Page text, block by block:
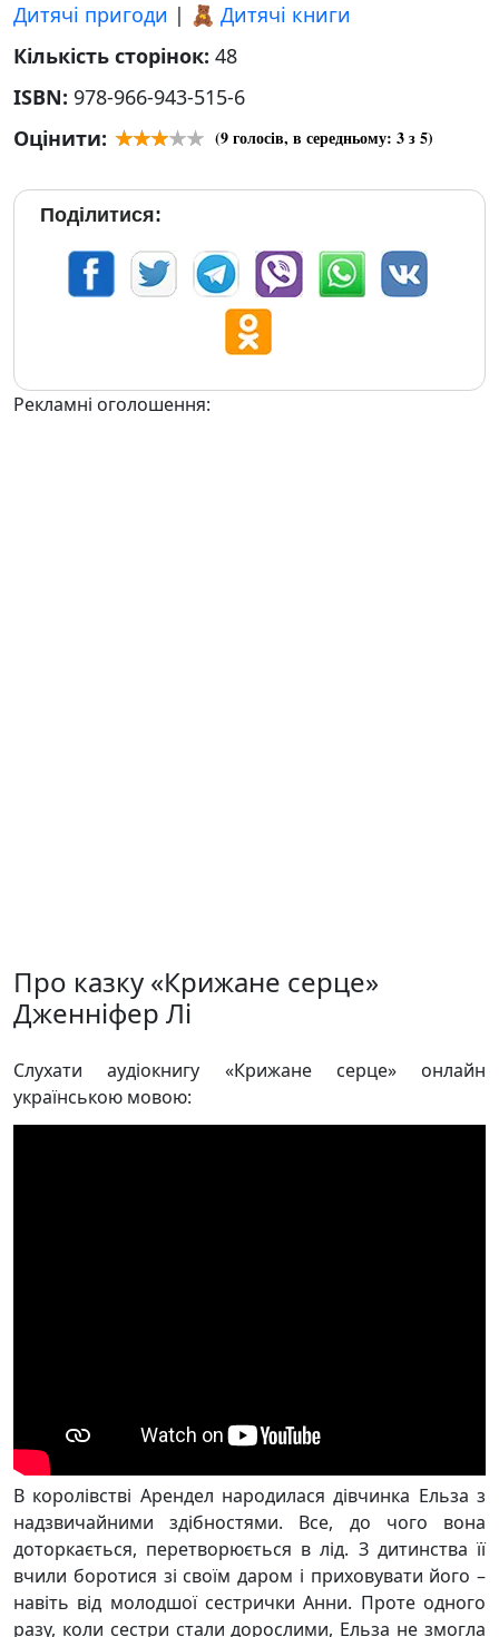
Дитячі пригоди | 🧸 Дитячі книги
Кількість сторінок: 48
ISBN: 978-966-943-515-6
Оцінити:
(9голосів, в середньому: 3з 5)
Поділитися:
Рекламні оголошення:
Про казку «Крижане серце»
Дженніфер Лі
Слухати аудіокнигу «Крижане серце» онлайн
українською мовою:
В королівстві Арендел народилася дівчинка Ельза з
надзвичайними здібностями. Все, до чого вона
доторкається, перетворюється в лід. З дитинства її
вчили боротися зі своїм даром і приховувати його –
навіть від молодшої сестрички Анни. Проте одного
разу, коли сестри стали дорослими, Ельза не змогла